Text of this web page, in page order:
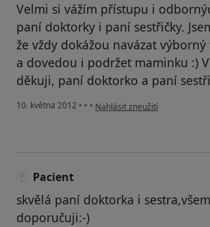
Velmi si vážím přístupu i
paní doktorky i paní sestřičky.
že vždy dokážou navázat
a dovedou i podržet maminku :)
děkuji, paní doktorko a paní
10. května 2012 • • • podle názoru uživatele Váš
Nahlásit zneužití
Pacient
skvělá paní doktorka i
doporučuji:-)